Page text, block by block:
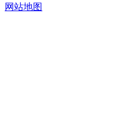
网站地图